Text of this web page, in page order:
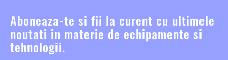
Aboneaza-te si fii la curent cu ultimele
noutati in materie de echipamente si
tehnologii.